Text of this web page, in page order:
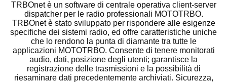
TRBOnet è un software di centrale operativa client-server
dispatcher per le radio professionali MOTOTRBO.
TRBOnet è stato sviluppato per rispondere alle esigenze
specifiche dei sistemi radio, ed offre caratteristiche uniche
che lo rendono la punta di diamante tra tutte le
applicazioni MOTOTRBO. Consente di tenere monitorati
audio, dati, posizione degli utenti; garantisce la
registrazione delle trasmissioni e la possibilità di
riesaminare dati precedentemente archiviati. Sicurezza,